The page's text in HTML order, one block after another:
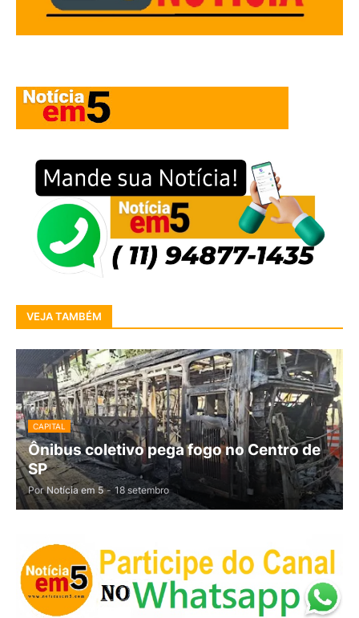
VEJA TAMBÉM
CAPITAL
Ônibus coletivo pega fogo no Centro de
SP
Por Notícia em 5 - 18 setembro